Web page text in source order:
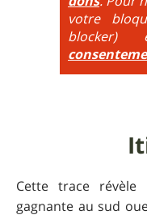
additionne, c'est à
très raide avec
votre
blocker)
Cette trace révèle
gagnante au sud